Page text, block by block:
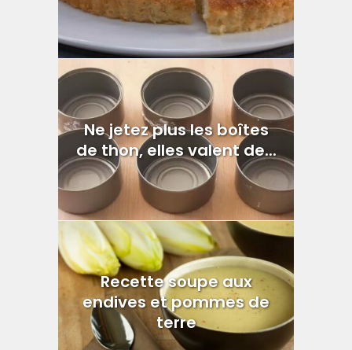
Ne jetez plus les boîtes
de thon, elles valent de...
Recette soupe aux
endives et pommes de
terre